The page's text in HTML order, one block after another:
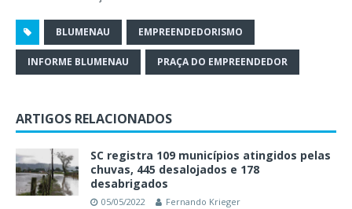
BLUMENAU EMPREENDEDORISMO
INFORME BLUMENAU PRAÇA DO EMPREENDEDOR
ARTIGOS RELACIONADOS
SC registra 109 municípios atingidos pelas
chuvas, 445 desalojados e 178
desabrigados
05/05/2022 Fernando Krieger